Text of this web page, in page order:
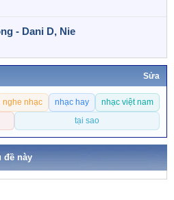
- Dani D, Nie
Sửa
nghe nhạc nhạc hay
nhạc việt nam
tại sao
đề này